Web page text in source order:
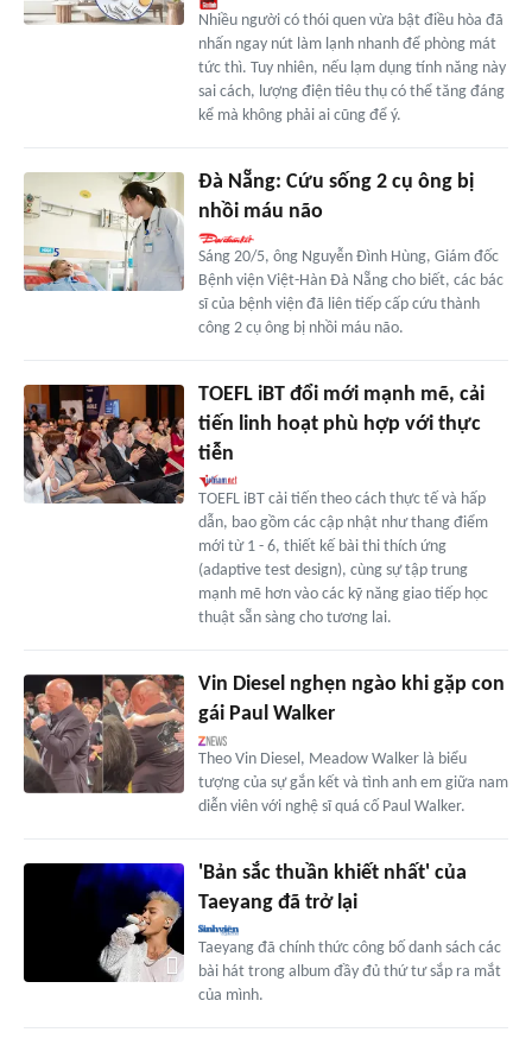
Nhiều người có thói quen vừa bật điều hòa đã
nhấn ngay nút làm lạnh nhanh để phòng mát
tức thì. Tuy nhiên, nếu lạm dụng tính năng này
sai cách, lượng điện tiêu thụ có thể tăng đáng
kể mà không phải ai cũng để ý.
Đà Nẵng: Cứu sống 2 cụ ông bị
nhồi máu não
Sáng 20/5, ông Nguyễn Đình Hùng, Giám đốc
Bệnh viện Việt-Hàn Đà Nẵng cho biết, các bác
sĩ của bệnh viện đã liên tiếp cấp cứu thành
công 2 cụ ông bị nhồi máu não.
TOEFL iBT đổi mới mạnh mẽ, cải
tiến linh hoạt phù hợp với thực
tiễn
TOEFL iBT cải tiến theo cách thực tế và hấp
dẫn, bao gồm các cập nhật như thang điểm
mới từ 1 - 6, thiết kế bài thi thích ứng
(adaptive test design), cùng sự tập trung
mạnh mẽ hơn vào các kỹ năng giao tiếp học
thuật sẵn sàng cho tương lai.
Vin Diesel nghẹn ngào khi gặp con
gái Paul Walker
Theo Vin Diesel, Meadow Walker là biểu
tượng của sự gắn kết và tình anh em giữa nam
diễn viên với nghệ sĩ quá cố Paul Walker.
'Bản sắc thuần khiết nhất' của
Taeyang đã trở lại
Taeyang đã chính thức công bố danh sách các
bài hát trong album đầy đủ thứ tư sắp ra mắt
của mình.